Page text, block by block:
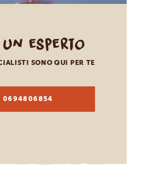
un esperto
SONO QUI PER TE
0694806854